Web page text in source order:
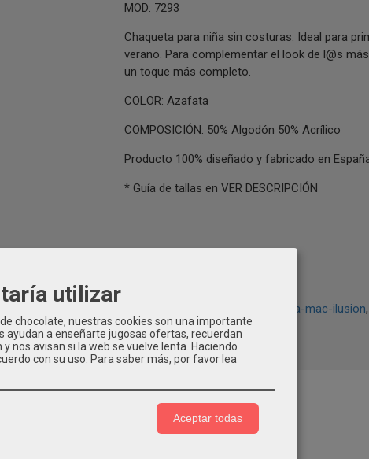
MOD: 7293
Chaqueta para niña sin costuras. Ideal para
verano. Para complementar el look de l@s
un toque más completo.
COLOR: Azafata
COMPOSICIÓN: 50% Algodón 50% Acrílico
Producto 100% diseñado y fabricado en
* Guía de tallas en VER DESCRIPCIÓN
chaqueta-mac-ilusion
COSTES DE ENVÍO COMENTARIOS
utilizar
chocolate, nuestras cookies son una importante
ayudan a enseñarte jugosas ofertas, recuerdan
nos avisan si la web se vuelve lenta. Haciendo
con su uso. Para saber más, por favor lea
Aceptar todas